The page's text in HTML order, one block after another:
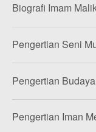
Biografi Imam
Pengertian Seni
Pengertian
Pengertian Iman